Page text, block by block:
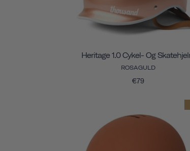
Heritage 1.0 Cykel- Og
ROSAGULD
€79